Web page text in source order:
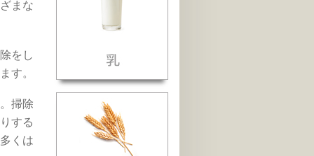
まな
をし
す。
掃除
する
くは